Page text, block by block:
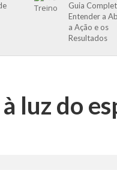
Guia
Entender a
a Ação e os
Resultados
luz do